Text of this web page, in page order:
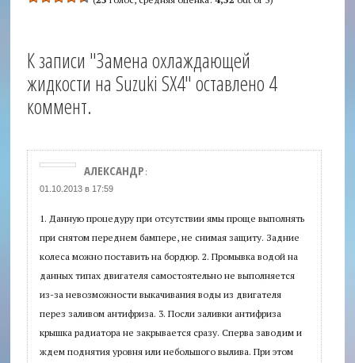
К записи "Замена охлаждающей
жидкости на Suzuki SX4" оставлено 4
коммент.
АЛЕКСАНДР :
01.10.2013 в 17:59
1. Данную процедуру при отсутствии ямы проще выполнять
при снятом переднем бампере, не снимая защиту. Задние
колеса можно поставить на бордюр. 2. Промывка водой на
данных типах двигателя самостоятельно не выполняется
из-за невозможности выкачивания воды из двигателя
перез заливом антифриза. 3. Посли заливки антифриза
крышка радиатора не закрывается сразу. Сперва заводим и
ждем поднятия уровня или небольшого вылива. При этом